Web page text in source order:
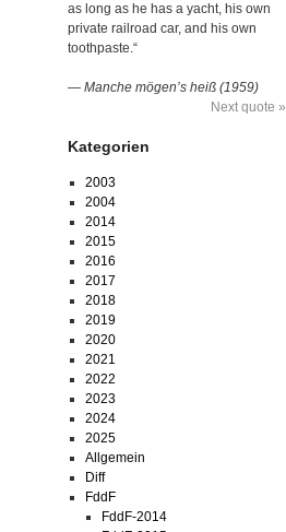
as long as he has a yacht, his own
private railroad car, and his own
toothpaste.“
— Manche mögen’s heiß (1959)
Next quote »
Kategorien
2003
2004
2014
2015
2016
2017
2018
2019
2020
2021
2022
2023
2024
2025
Allgemein
Diff
FddF
FddF-2014